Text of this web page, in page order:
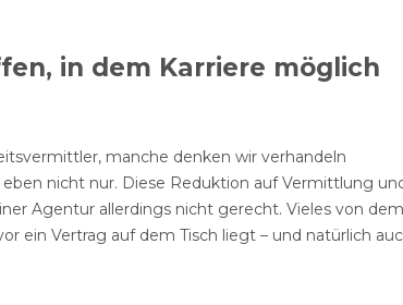
in dem Karriere möglich
manche denken wir verhandeln
eben nicht nur. Diese Reduktion auf Vermittlung
Agentur allerdings nicht gerecht. Vieles von
ein Vertrag auf dem Tisch liegt – und natürlich